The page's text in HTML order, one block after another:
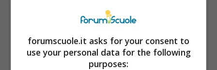
In un caso del genere, il tribunale decide per
Infatti secondo la Cassazione è sufficiente
convivenza stabile , non esclusivamente
forumscuole.it asks for your consent to
use your personal data for the following
purposes: